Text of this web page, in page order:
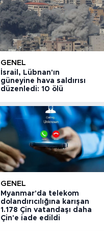
GENEL
İsrail, Lübnan'ın
güneyine hava saldırısı
düzenledi: 10 ölü
GENEL
Myanmar'da telekom
dolandırıcılığına karışan
1.178 Çin vatandaşı daha
Çin'e iade edildi